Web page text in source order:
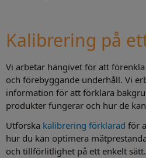
Kalibrering på
Vi arbetar hängivet för att
och förebyggande underhåll. Vi
information för att förklara
produkter fungerar och hur de
Utforska kalibrering förklarad för
hur du kan optimera
och tillförlitlighet på ett enkelt sätt.